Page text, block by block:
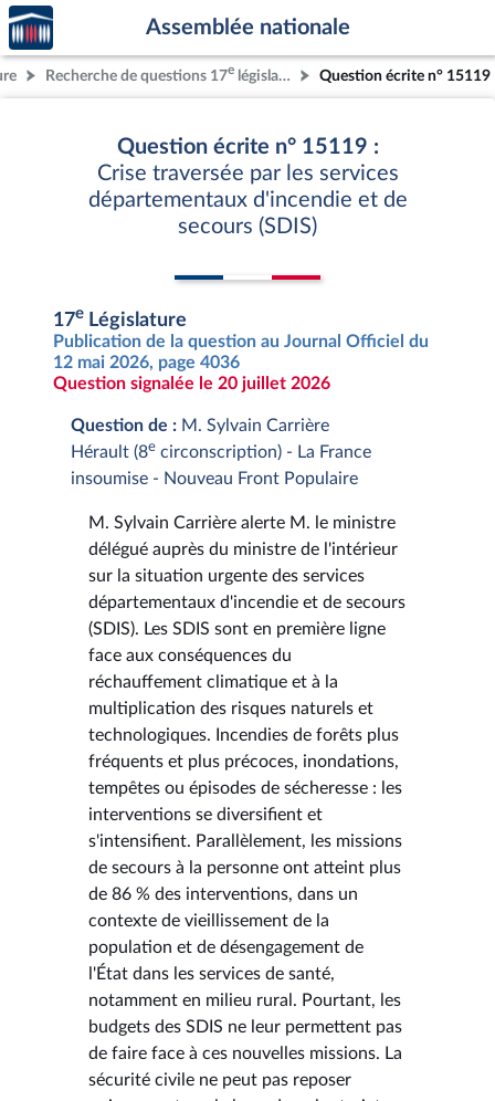
Aller au contenu
Aller en bas de la page
Accèder
à la
page
d'accueil
Assemblée nationale
Recherche de questions 17e législature Question écrite n° 15119
Question écrite n° 15119 :
Crise traversée par les services
départementaux d'incendie et de
secours (SDIS)
17e Législature
Publication de la question au Journal Officiel du
12 mai 2026, page 4036
Question signalée le 20 juillet 2026
Question de : M. Sylvain Carrière
Hérault (8e circonscription) - La France
insoumise - Nouveau Front Populaire
M. Sylvain Carrière alerte M. le ministre
délégué auprès du ministre de l'intérieur
sur la situation urgente des services
départementaux d'incendie et de secours
(SDIS). Les SDIS sont en première ligne
face aux conséquences du
réchauffement climatique et à la
multiplication des risques naturels et
technologiques. Incendies de forêts plus
fréquents et plus précoces, inondations,
tempêtes ou épisodes de sécheresse : les
interventions se diversifient et
s'intensifient. Parallèlement, les missions
de secours à la personne ont atteint plus
de 86 % des interventions, dans un
contexte de vieillissement de la
population et de désengagement de
l'État dans les services de santé,
notamment en milieu rural. Pourtant, les
budgets des SDIS ne leur permettent pas
de faire face à ces nouvelles missions. La
sécurité civile ne peut pas reposer